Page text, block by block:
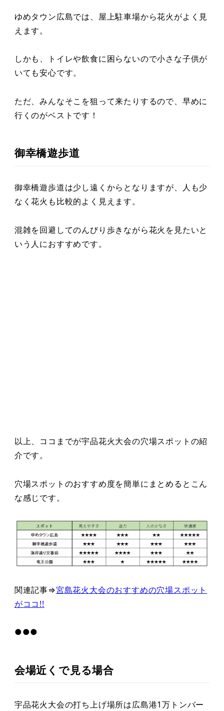
ゆめタウン広島では、屋上駐車場から花火がよく見
えます。
しかも、トイレや飲食に困らないので小さな子供が
いても安心です。
ただ、みんなそこを狙って来たりするので、早めに
行くのがベストです！
御幸橋遊歩道
御幸橋遊歩道は少し遠くからとなりますが、人も少
なく花火も比較的よく見えます。
混雑を回避してのんびり歩きながら花火を見たいと
いう人におすすめです。
以上、ココまでが宇品花火大会の穴場スポットの紹
介です。
穴場スポットのおすすめ度を簡単にまとめるとこん
な感じです。
関連記事⇒宮島花火大会のおすすめの穴場スポット
がココ!!
●●●
会場近くで見る場合
宇品花火大会の打ち上げ場所は広島港1万トンバー